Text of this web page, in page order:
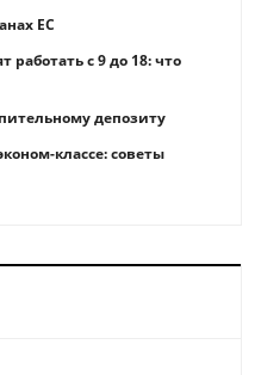
ЕС
работать с 9 до 18: что
депозиту
классе: советы